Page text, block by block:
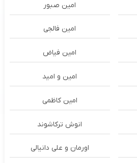
امین صبور
امین فالجی
امین فیاض
امین و امید
امین کاظمی
انوش ترکاشوند
اورمان و علی دانیالی